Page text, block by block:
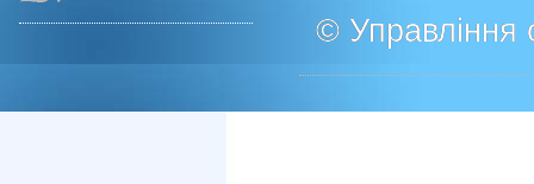
© Управління